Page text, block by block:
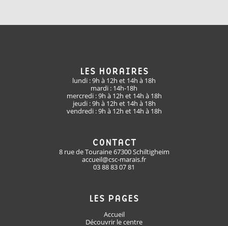
LES HORAIRES
lundi : 9h à 12h et 14h à 18h
mardi : 14h-18h
mercredi : 9h à 12h et 14h à 18h
jeudi : 9h à 12h et 14h à 18h
vendredi : 9h à 12h et 14h à 18h
CONTACT
8 rue de Touraine 67300 Schiltigheim
accueil@csc-marais.fr
03 88 83 07 81
LES PAGES
Accueil
Découvrir le centre